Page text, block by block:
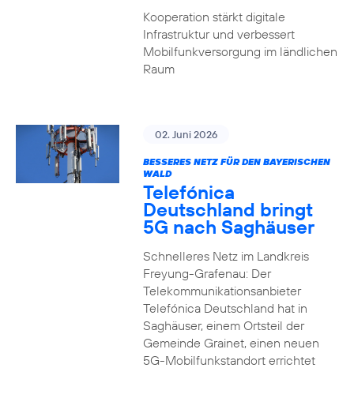
Kooperation stärkt digitale
Infrastruktur und verbessert
Mobilfunkversorgung im ländlichen
Raum
02. Juni 2026
BESSERES NETZ FÜR DEN BAYERISCHEN
WALD
Telefónica
Deutschland bringt
5G nach Saghäuser
Schnelleres Netz im Landkreis
Freyung-Grafenau: Der
Telekommunikationsanbieter
Telefónica Deutschland hat in
Saghäuser, einem Ortsteil der
Gemeinde Grainet, einen neuen
5G-Mobilfunkstandort errichtet